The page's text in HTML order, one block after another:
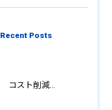
Recent Posts
コスト削減と視認性アップを両立する印刷術 SM